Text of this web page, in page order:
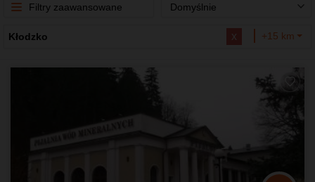
Filtry zaawansowane Domyślnie
Kłodzko x +15 km